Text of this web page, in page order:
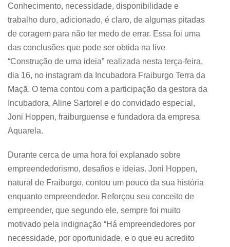
Conhecimento, necessidade, disponibilidade e
trabalho duro, adicionado, é claro, de algumas pitadas
de coragem para não ter medo de errar. Essa foi uma
das conclusões que pode ser obtida na live
“Construção de uma ideia” realizada nesta terça-feira,
dia 16, no instagram da Incubadora Fraiburgo Terra da
Maçã. O tema contou com a participação da gestora da
Incubadora, Aline Sartorel e do convidado especial,
Joni Hoppen, fraiburguense e fundadora da empresa
Aquarela.
Durante cerca de uma hora foi explanado sobre
empreendedorismo, desafios e ideias. Joni Hoppen,
natural de Fraiburgo, contou um pouco da sua história
enquanto empreendedor. Reforçou seu conceito de
empreender, que segundo ele, sempre foi muito
motivado pela indignação “Há empreendedores por
necessidade, por oportunidade, e o que eu acredito